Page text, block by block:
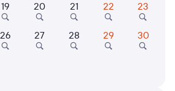
Найти поезда
19 20 21 22 23
26 27 28 29 30